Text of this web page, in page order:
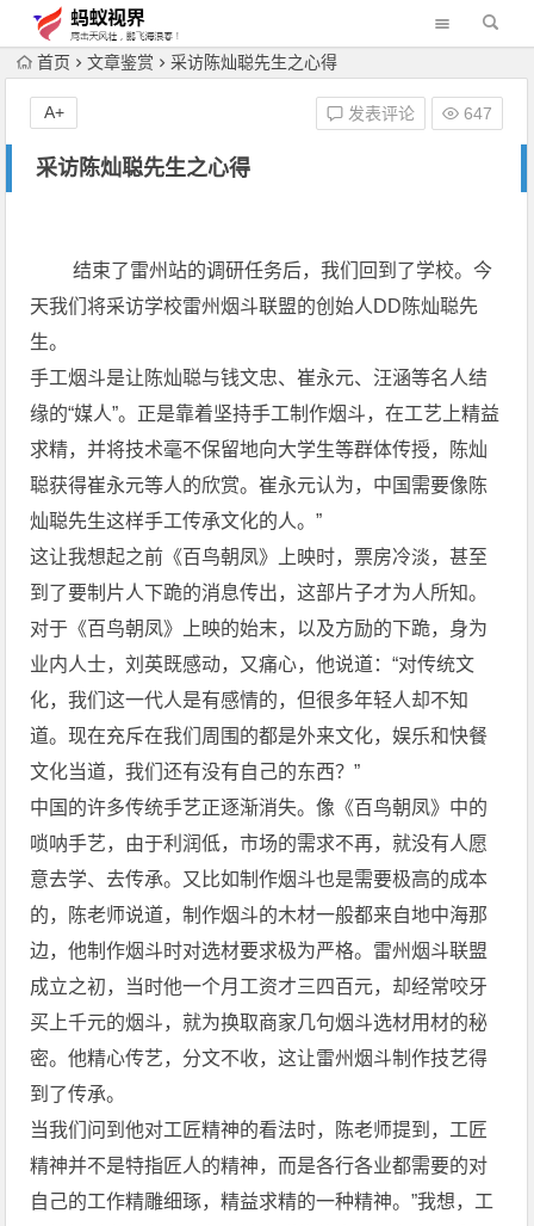
首页 文章鉴赏 采访陈灿聪先生之心得
采访陈灿聪先生之心得
发表评论 647
A+
结束了雷州站的调研任务后，我们回到了学校。今
天我们将采访学校雷州烟斗联盟的创始人DD陈灿聪先
生。
手工烟斗是让陈灿聪与钱文忠、崔永元、汪涵等名人结
缘的“媒人”。正是靠着坚持手工制作烟斗，在工艺上精益
求精，并将技术毫不保留地向大学生等群体传授，陈灿
聪获得崔永元等人的欣赏。崔永元认为，中国需要像陈
灿聪先生这样手工传承文化的人。”
这让我想起之前《百鸟朝凤》上映时，票房冷淡，甚至
到了要制片人下跪的消息传出，这部片子才为人所知。
对于《百鸟朝凤》上映的始末，以及方励的下跪，身为
业内人士，刘英既感动，又痛心，他说道：“对传统文
化，我们这一代人是有感情的，但很多年轻人却不知
道。现在充斥在我们周围的都是外来文化，娱乐和快餐
文化当道，我们还有没有自己的东西？”
中国的许多传统手艺正逐渐消失。像《百鸟朝凤》中的
唢呐手艺，由于利润低，市场的需求不再，就没有人愿
意去学、去传承。又比如制作烟斗也是需要极高的成本
的，陈老师说道，制作烟斗的木材一般都来自地中海那
边，他制作烟斗时对选材要求极为严格。雷州烟斗联盟
成立之初，当时他一个月工资才三四百元，却经常咬牙
买上千元的烟斗，就为换取商家几句烟斗选材用材的秘
密。他精心传艺，分文不收，这让雷州烟斗制作技艺得
到了传承。
当我们问到他对工匠精神的看法时，陈老师提到，工匠
精神并不是特指匠人的精神，而是各行各业都需要的对
自己的工作精雕细琢，精益求精的一种精神。”我想，工